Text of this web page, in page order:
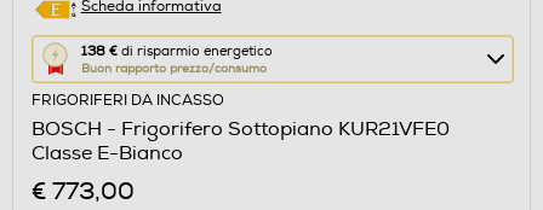
Scheda informativa
138 € di risparmio energetico
Buon rapporto prezzo/consumo
Questa
azione
aprirà
il
Calcolatore
di
FRIGORIFERI DA INCASSO
BOSCH - Frigorifero Sottopiano KUR21VFE0
Classe E-Bianco
€ 773,00